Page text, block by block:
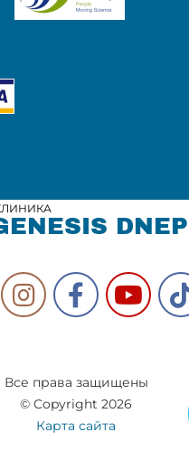
Все права защищены
© Copyright 2026
Карта сайта